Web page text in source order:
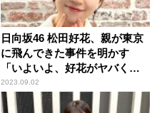
日向坂46 松田好花、親が東京
に飛んできた事件を明かす
「いよいよ、好花がヤバくな
ってる……って（笑）」
2023.09.02